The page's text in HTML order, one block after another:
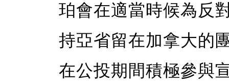
珀會在適當時候為反
持亞省留在加拿大的
在公投期間積極參與